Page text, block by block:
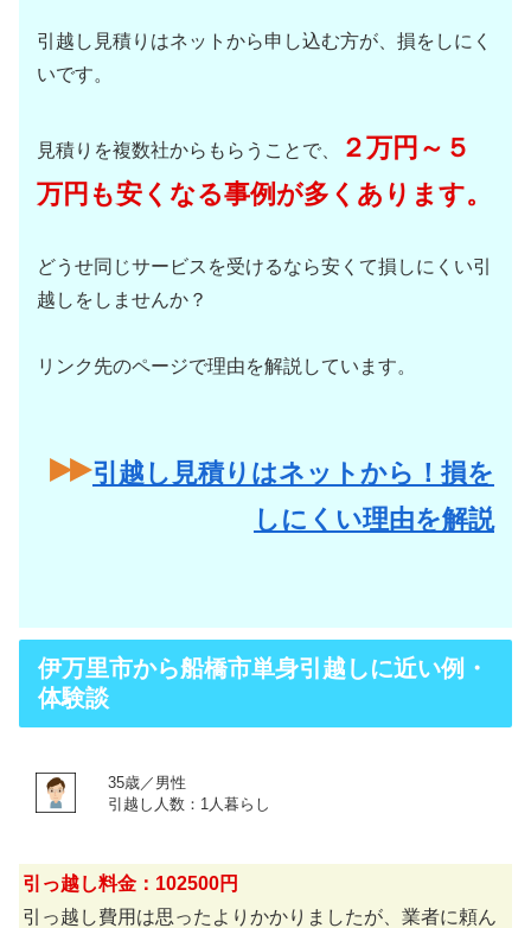
引越し見積りはネットから申し込む方が、損をしにく
いです。
見積りを複数社からもらうことで、
２万円～５
万円も安くなる事例が多くあります。
どうせ同じサービスを受けるなら安くて損しにくい引
越しをしませんか？
リンク先のページで理由を解説しています。
引越し見積りはネットから！損を
しにくい理由を解説
伊万里市から船橋市単身引越しに近い例・
体験談
35歳／男性
引越し人数：1人暮らし
引っ越し料金：102500円
引っ越し費用は思ったよりかかりましたが、業者に頼ん